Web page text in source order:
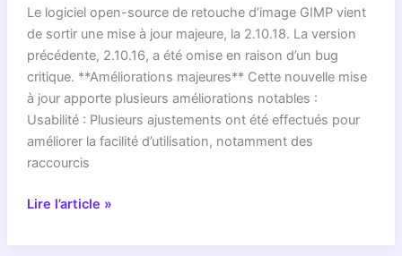
2026
Va
Réinventer
La
Retouche
Photo
!
Le logiciel open-source de retouche d’image GIMP vient
de sortir une mise à jour majeure, la 2.10.18. La version
précédente, 2.10.16, a été omise en raison d’un bug
critique. **Améliorations majeures** Cette nouvelle mise
à jour apporte plusieurs améliorations notables :
Usabilité : Plusieurs ajustements ont été effectués pour
améliorer la facilité d’utilisation, notamment des
raccourcis
GIMP
Lire l’article »